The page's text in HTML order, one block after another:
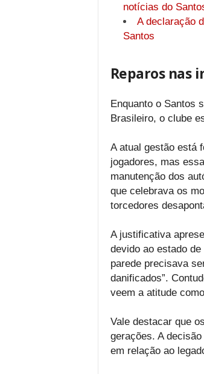
notícias do
A declaração
Santos
Reparos nas
Enquanto o Santos
Brasileiro, o clube
A atual gestão está
jogadores, mas
manutenção dos
que celebrava os
torcedores
A justificativa
devido ao estado
parede precisava
danificados”.
veem a atitude
Vale destacar que
gerações. A
em relação ao